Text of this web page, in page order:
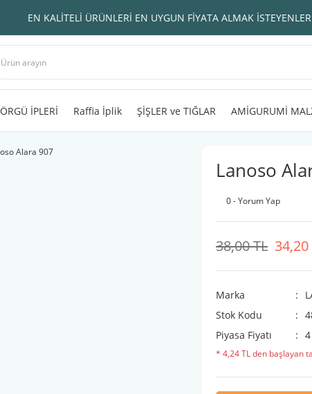
EN KALİTELİ ÜRÜNLERİ EN UYGUN FİYATA ALMAK
ÖRGÜ İPLERİ Raffia İplik ŞİŞLER ve TIĞLAR AMİGURUMİ
Lanoso
0 - Yorum Yap
34,20
38,00 TL
Marka
Stok Kodu
Piyasa Fiyatı
4
* 4,24 TL den başlayan